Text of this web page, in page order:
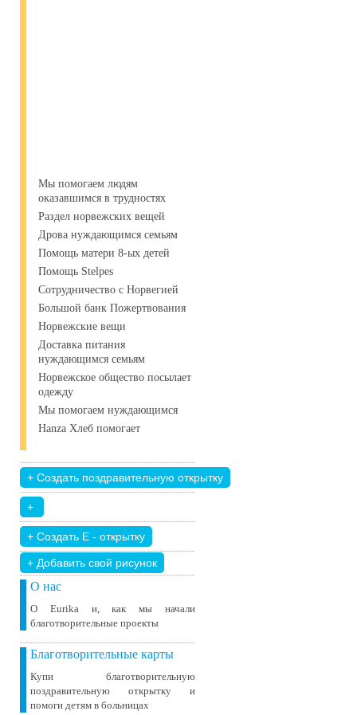
Мы помогаем людям
оказавшимся в трудностях
Раздел норвежских вещей
Дрова нуждающимся семьям
Помощь матери 8-ых детей
Помощь Stelpes
Сотрудничество с Норвегией
Большой банк Пожертвования
Норвежские вещи
Доставка питания
нуждающимся семьям
Норвежское общество посылает
одежду
Мы помогаем нуждающимся
Hanza Хлеб помогает
+ Добавить свой ​​рисунок
О нас
О Eurika и, как мы начали
благотворительные проекты
Благотворительные карты
Купи благотворительную
поздравительную открытку и
помоги детям в больницах